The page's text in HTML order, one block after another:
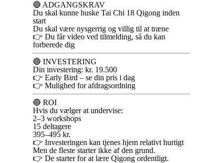
🔵 ADGANGSKRAV
Du skal kunne huske Tai Chi 18 Qigong inden
start
Du skal være nysgerrig og villig til at træne
👉 Du får video ved tilmelding, så du kan
forberede dig
🔵 INVESTERING
Din investering: kr. 19.500
👉 Early Bird – se din pris i dag
👉 Mulighed for afdragsordning
🔵 ROI
Hvis du vælger at undervise:
2–3 workshops
15 deltagere
395–495 kr.
👉 Investeringen kan tjenes hjem relativt hurtigt
Men de fleste starter ikke af den grund.
👉 De starter for at lære Qigong ordentligt.